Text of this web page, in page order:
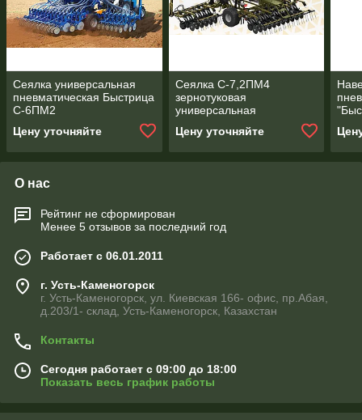
Сеялка универсальная
пневматическая Быстрица
С-6ПМ2
Цену уточняйте
Сеялка С-7,2ПМ4
зернотуковая
универсальная
"Быстрица"
Цену уточняйте
О нас
Рейтинг не сформирован
Менее 5 отзывов за последний год
Работает с 06.01.2011
г. Усть-Каменогорск
г. Усть-Каменогорск, ул. Киевская 166- офис, пр.Абая,
д.203/1- склад, Усть-Каменогорск, Казахстан
Контакты
Сегодня работает с 09:00 до 18:00
Показать весь график работы